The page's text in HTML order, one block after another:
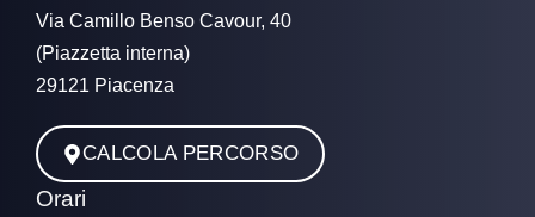
Via Camillo Benso Cavour, 40
(Piazzetta interna)
29121 Piacenza
CALCOLA PERCORSO
Orari